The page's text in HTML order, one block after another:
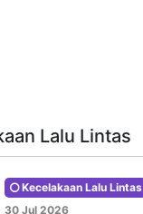
Lalu Lintas
Kecelakaan Lalu Lintas
30 Jul 2026